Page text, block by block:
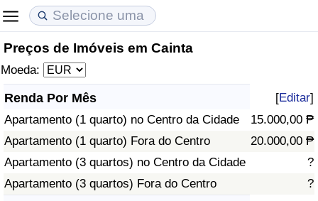
Preços de Imóveis em Cainta
Moeda:
Renda Por Mês [Editar]
Apartamento (1 quarto) no Centro da Cidade
15.000,00 ₱
Apartamento (1 quarto) Fora do Centro
20.000,00 ₱
Apartamento (3 quartos) no Centro da Cidade
?
Apartamento (3 quartos) Fora do Centro
?
Custo de Vida
Indicador de Custo de Vida (Atual)
Indicador de Custo de Vida
Indicador de Custo de Vida Por País
Preços de Imóveis
Indicador de Preços de Imóveis (Atual)
Indicador de Preços de Imóveis
Indicador de Preços de Imóveis por País
Qualidade de Vida
Indicador de Qualidade de Vida
Indicador de Qualidade de Vida (Atual)
Índice de qualidade de vida por país